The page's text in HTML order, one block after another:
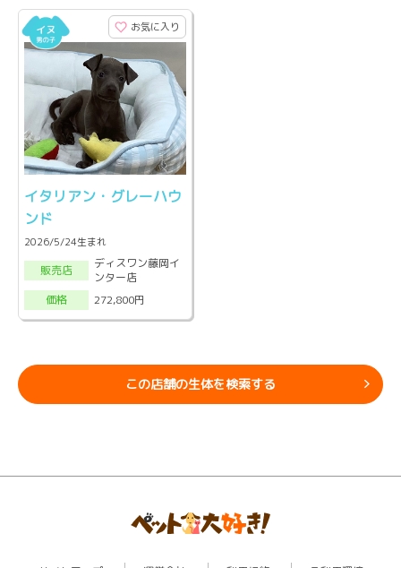
お気に入り
イタリアン・グレーハウ
ンド
2026/5/24生まれ
販売店
ディスワン藤岡イ
ンター店
価格
272,800円
この店舗の生体を検索する